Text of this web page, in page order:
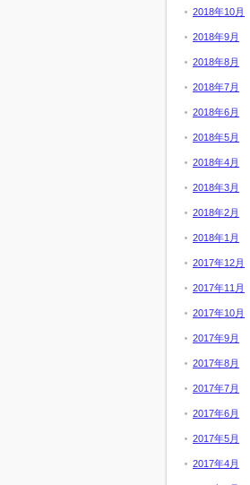
2018年10月
2018年9月
2018年8月
2018年7月
2018年6月
2018年5月
2018年4月
2018年3月
2018年2月
2018年1月
2017年12月
2017年11月
2017年10月
2017年9月
2017年8月
2017年7月
2017年6月
2017年5月
2017年4月